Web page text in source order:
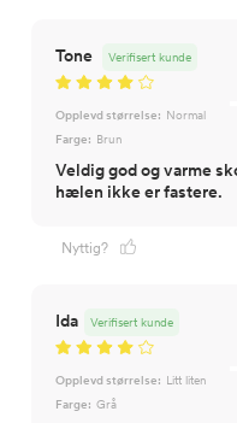
Tone Verifisert kunde
Opplevd størrelse: Normal
Farge: Brun
Veldig god og varme
hælen ikke er fastere.
Nyttig?
Ida Verifisert kunde
Opplevd størrelse: Litt liten
Farge: Grå